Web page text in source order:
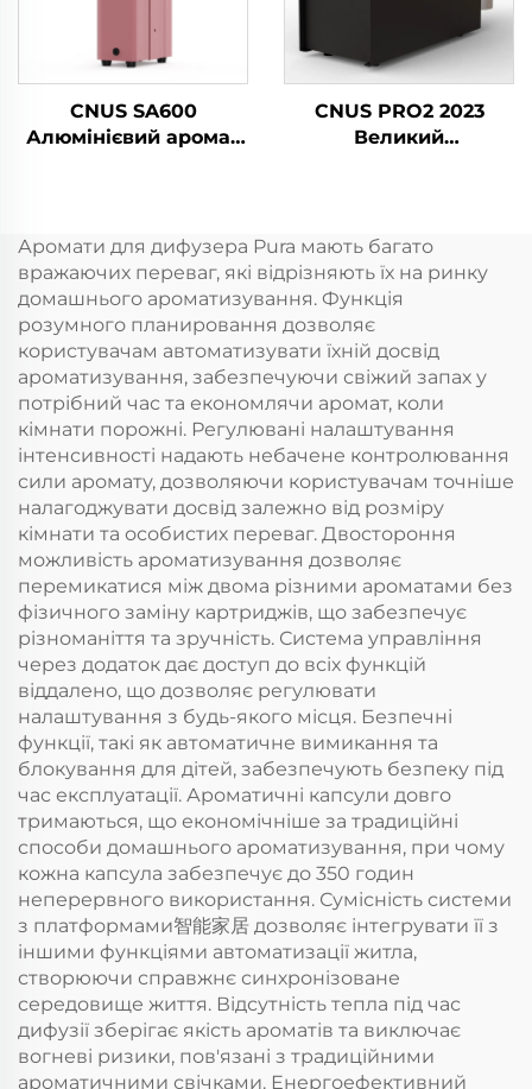
CNUS SA600
Алюмінієвий аромат
аромат Безводний
hvac Диффузер
Готель
CNUS PRO2 2023
Великий
ароматний диспенсер
електричний HVAC
олійний свіжильник
повітря дифузер
Аромати для дифузера Pura мають багато
вражаючих переваг, які відрізняють їх на ринку
домашнього ароматизування. Функція
розумного планировання дозволяє
користувачам автоматизувати їхній досвід
ароматизування, забезпечуючи свіжий запах у
потрібний час та економлячи аромат, коли
кімнати порожні. Регулювані налаштування
інтенсивності надають небачене контролювання
сили аромату, дозволяючи користувачам точніше
налагоджувати досвід залежно від розміру
кімнати та особистих переваг. Двостороння
можливість ароматизування дозволяє
перемикатися між двома різними ароматами без
фізичного заміну картриджів, що забезпечує
різноманіття та зручність. Система управління
через додаток дає доступ до всіх функцій
віддалено, що дозволяє регулювати
налаштування з будь-якого місця. Безпечні
функції, такі як автоматичне вимикання та
блокування для дітей, забезпечують безпеку під
час експлуатації. Ароматичні капсули довго
тримаються, що економічніше за традиційні
способи домашнього ароматизування, при чому
кожна капсула забезпечує до 350 годин
неперервного використання. Сумісність системи
з платформами智能家居 дозволяє інтегрувати її з
іншими функціями автоматизації житла,
створюючи справжнє синхронізоване
середовище життя. Відсутність тепла під час
дифузії зберігає якість ароматів та виключає
вогневі ризики, пов'язані з традиційними
ароматичними свічками. Енергоефективний